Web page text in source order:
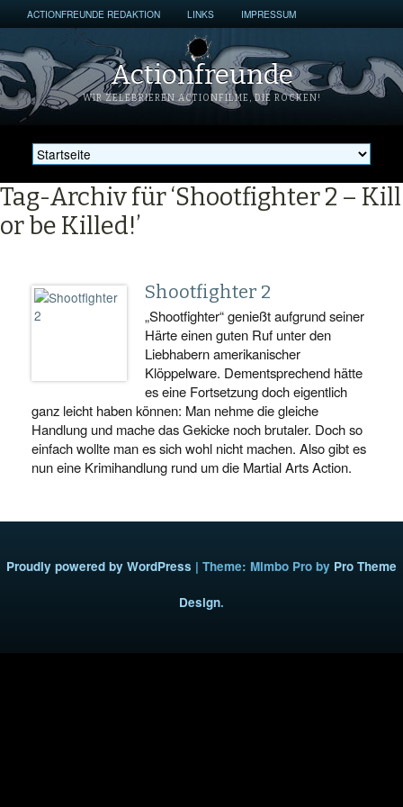
ACTIONFREUNDE REDAKTION LINKS IMPRESSUM
Actionfreunde
WIR ZELEBRIEREN ACTIONFILME, DIE ROCKEN!
Tag-Archiv für ‘Shootfighter 2 – Kill
or be Killed!’
Shootfighter 2
„Shootfighter“ genießt aufgrund seiner
Härte einen guten Ruf unter den
Liebhabern amerikanischer
Klöppelware. Dementsprechend hätte
es eine Fortsetzung doch eigentlich
ganz leicht haben können: Man nehme die gleiche
Handlung und mache das Gekicke noch brutaler. Doch so
einfach wollte man es sich wohl nicht machen. Also gibt es
nun eine Krimihandlung rund um die Martial Arts Action.
Proudly powered by WordPress | Theme: Mimbo Pro by Pro Theme
Design.